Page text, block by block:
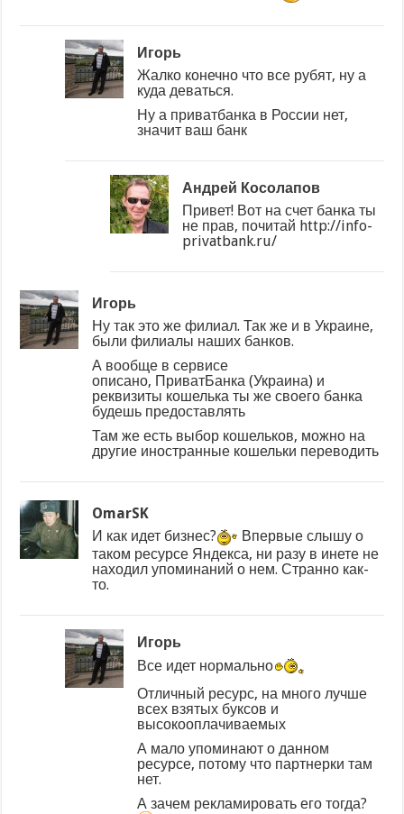
Игорь
Жалко конечно что все рубят, ну а
куда деваться.
Ну а приватбанка в России нет,
значит ваш банк
Андрей Косолапов
Привет! Вот на счет банка ты
не прав, почитай http://info-
privatbank.ru/
Игорь
Ну так это же филиал. Так же и в Украине,
были филиалы наших банков.
А вообще в сервисе
описано, ПриватБанка (Украина) и
реквизиты кошелька ты же своего банка
будешь предоставлять
Там же есть выбор кошельков, можно на
другие иностранные кошельки переводить
OmarSK
И как идет бизнес?
Впервые слышу о
таком ресурсе Яндекса, ни разу в инете не
находил упоминаний о нем. Странно как-
то.
Игорь
Все идет нормально
Отличный ресурс, на много лучше
всех взятых буксов и
высокооплачиваемых
А мало упоминают о данном
ресурсе, потому что партнерки там
нет.
А зачем рекламировать его тогда?